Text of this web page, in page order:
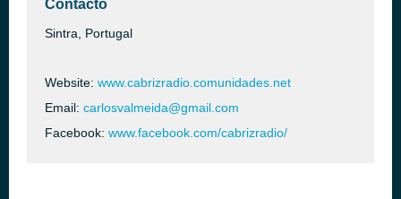
Contacto
Sintra, Portugal
Website: www.cabrizradio.comunidades.net
Email: carlosvalmeida@gmail.com
Facebook: www.facebook.com/cabrizradio/